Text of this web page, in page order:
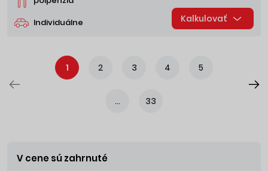
Individuálne Kalkulovať
1 2 3 4 5
... 33
V cene sú zahrnuté